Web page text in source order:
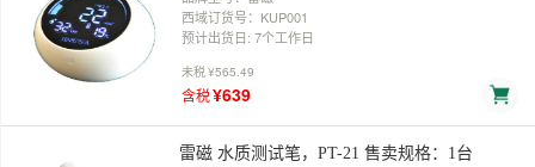
西域订货号：KUP001
预计出货日: 7个工作日
未税¥565.49
含税¥639
雷磁 水质测试笔，PT-21 售卖规格：1台